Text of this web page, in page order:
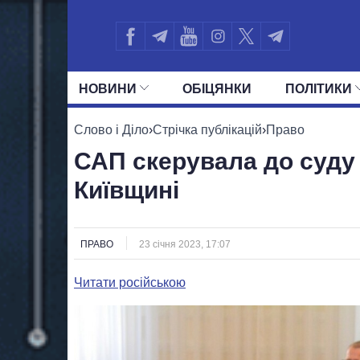
НОВИНИ ОБIЦЯНКИ ПОЛIТИКИ
УСІ ПОЛІТИКИ ПРЕЗИДЕНТ І ОФІС
Слово і Діло›Стрічка публікацій›Право
САП скерувала до
Київщині
ПРАВО 23 січня 2023, 17:07
Читати російською